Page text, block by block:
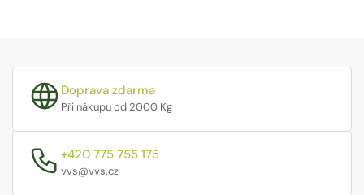
Doprava zdarma
Při nákupu od 2000 Kg
+420 775 755 175
vvs@vvs.cz